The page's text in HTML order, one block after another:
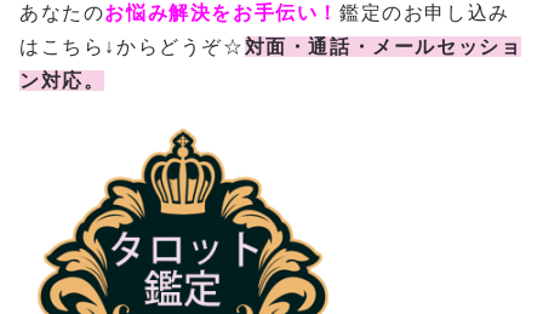
あなたのお悩み解決をお手伝い！鑑定のお申し込み
はこちら↓からどうぞ☆対面・通話・メールセッショ
ン対応。